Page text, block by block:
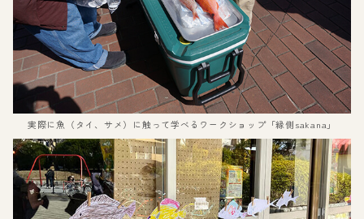
実際に魚（タイ、サメ）に触って学べるワークショップ「縁側sakana」